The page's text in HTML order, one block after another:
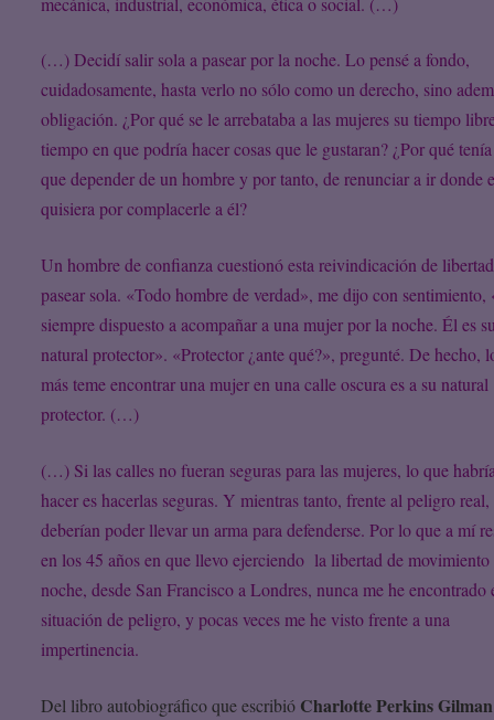
(…) Decidí salir sola a pasear por la noche. Lo pensé a fondo,
cuidadosamente, hasta verlo no sólo como un derecho, sino
obligación. ¿Por qué se le arrebataba a las mujeres su tiempo
tiempo en que podría hacer cosas que le gustaran? ¿Por qué
que depender de un hombre y por tanto, de renunciar a ir donde
quisiera por complacerle a él?
Un hombre de confianza cuestionó esta reivindicación de
pasear sola. «Todo hombre de verdad», me dijo con sentimiento,
siempre dispuesto a acompañar a una mujer por la noche. Él es
natural protector». «Protector ¿ante qué?», pregunté. De hecho,
más teme encontrar una mujer en una calle oscura es a su natural
protector. (…)
(…) Si las calles no fueran seguras para las mujeres, lo que
hacer es hacerlas seguras. Y mientras tanto, frente al peligro real,
deberían poder llevar un arma para defenderse. Por lo que a mí
en los 45 años en que llevo ejerciendo la libertad de
noche, desde San Francisco a Londres, nunca me he encontrado
situación de peligro, y pocas veces me he visto frente a una
impertinencia.
Del libro autobiográfico que escribió Charlotte Perkins Gilman